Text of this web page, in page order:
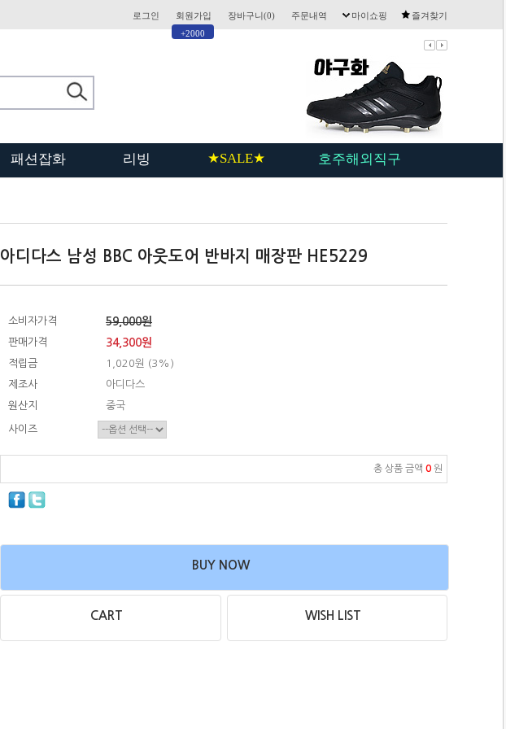
로그인
+2000
회원가입 장바구니(0) 주문내역 마이쇼핑 즐겨찾기
패션잡화 리빙 ★SALE★ 호주해외직구
아디다스 남성 BBC 아웃도어 반바지 매장판 HE5229
소비자가격 59,000원
판매가격 34,300원
적립금
1,020원 (3%)
제조사
아디다스
원산지
중국
사이즈
총 상품 금액 0 원
BUY NOW
CART WISH LIST